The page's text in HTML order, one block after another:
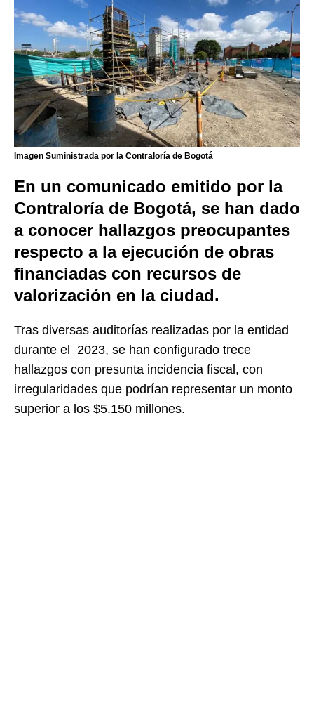
Imagen Suministrada por la Contraloría de Bogotá
En un comunicado emitido por la
Contraloría de Bogotá, se han dado
a conocer hallazgos preocupantes
respecto a la ejecución de obras
financiadas con recursos de
valorización en la ciudad.
Tras diversas auditorías realizadas por la entidad
durante el 2023, se han configurado trece
hallazgos con presunta incidencia fiscal, con
irregularidades que podrían representar un monto
superior a los $5.150 millones.